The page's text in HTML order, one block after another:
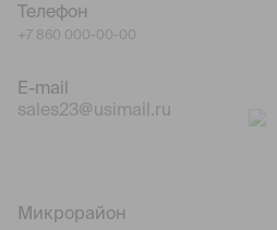
Телефон
+7 860 000-00-00
E-mail
sales23@usimail.ru
Микрорайон